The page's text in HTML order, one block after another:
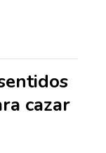
cazar